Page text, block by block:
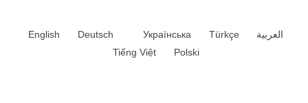
English Deutsch Українська Türkçe
العربية
Tiếng Việt
Polski